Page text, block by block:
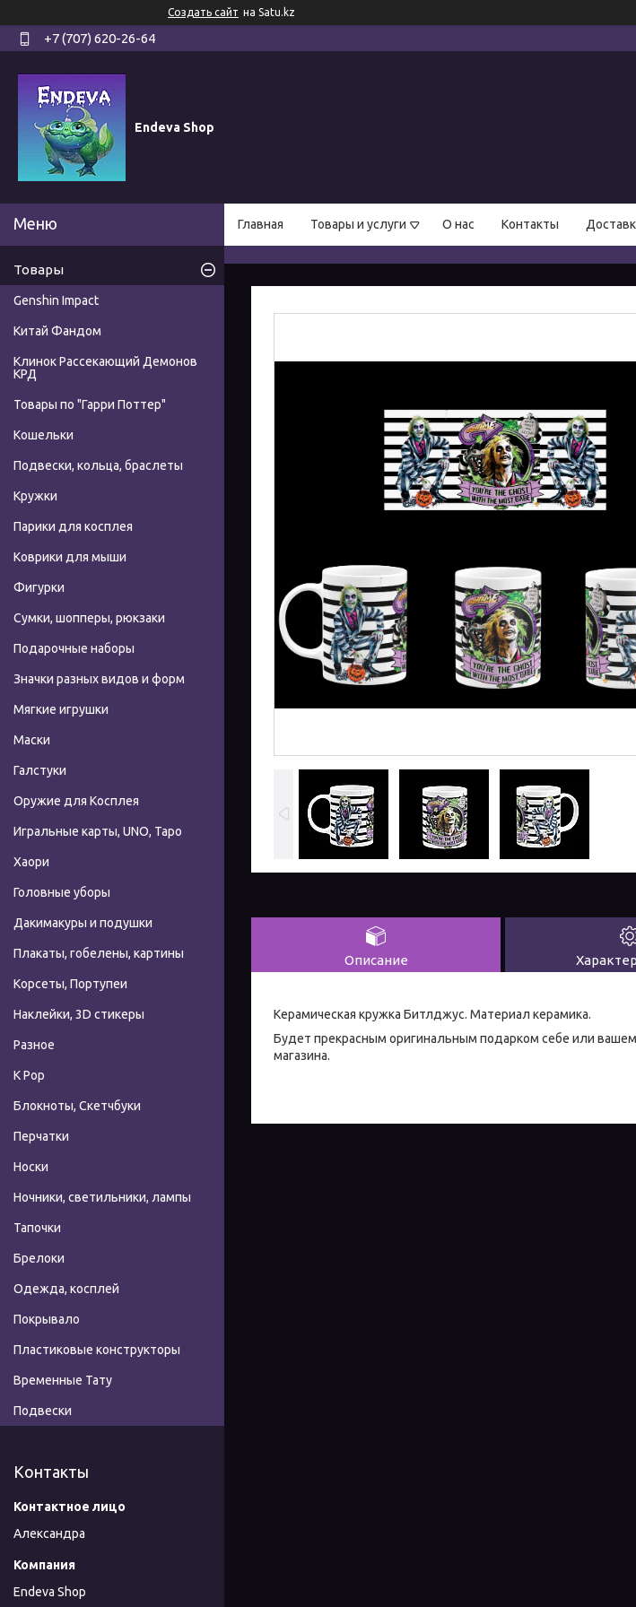
Создать сайт на Satu.kz
+7 (707) 620-26-64
Endeva Shop
Главная Товары и услуги О нас Контакты
Описание
Керамическая кружка Битлджус. Материал керамика.
Будет прекрасным оригинальным подарком себе или
магазина.
Товары
Genshin Impact
Китай Фандом
Клинок Рассекающий Демонов
КРД
Товары по "Гарри Поттер"
Кошельки
Подвески, кольца, браслеты
Кружки
Парики для косплея
Коврики для мыши
Фигурки
Сумки, шопперы, рюкзаки
Подарочные наборы
Значки разных видов и форм
Мягкие игрушки
Маски
Галстуки
Оружие для Косплея
Игральные карты, UNO, Таро
Хаори
Головные уборы
Дакимакуры и подушки
Плакаты, гобелены, картины
Корсеты, Портупеи
Наклейки, 3D стикеры
Разное
К Pop
Блокноты, Скетчбуки
Перчатки
Носки
Ночники, светильники, лампы
Тапочки
Брелоки
Одежда, косплей
Покрывало
Пластиковые конструкторы
Временные Тату
Подвески
Контакты
Александра
Endeva Shop